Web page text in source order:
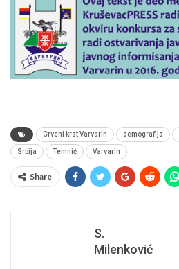
Crveni krst Varvarin demografija
Srbija Temnić Varvarin
Share
S.
Milenković